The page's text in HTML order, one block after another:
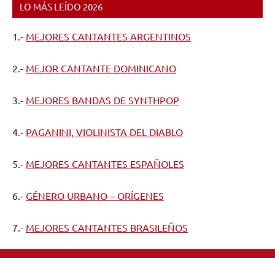
LO MÁS LEÍDO 2026
1.- MEJORES CANTANTES ARGENTINOS
2.- MEJOR CANTANTE DOMINICANO
3.- MEJORES BANDAS DE SYNTHPOP
4.- PAGANINI, VIOLINISTA DEL DIABLO
5.- MEJORES CANTANTES ESPAÑOLES
6.- GÉNERO URBANO – ORÍGENES
7.- MEJORES CANTANTES BRASILEÑOS